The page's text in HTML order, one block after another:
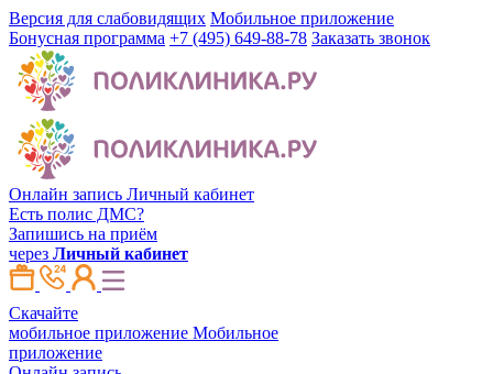
Версия для слабовидящих Мобильное приложение
Бонусная программа +7 (495) 649-88-78 Заказать звонок
Онлайн запись Личный кабинет
Есть полис ДМС?
Запишись на приём
через Личный кабинет
Скачайте
мобильное приложение Мобильное
приложение